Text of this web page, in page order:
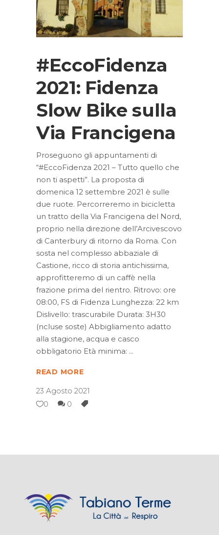
#EccoFidenza
2021: Fidenza
Slow Bike sulla
Via Francigena
Proseguono gli appuntamenti di
“#EccoFidenza 2021 – Tutto quello che
non ti aspetti”. La proposta di
domenica 12 settembre 2021 è sulle
due ruote. Percorreremo in bicicletta
un tratto della Via Francigena del Nord,
proprio nella direzione dell’Arcivescovo
di Canterbury di ritorno da Roma. Con
sosta nel complesso abbaziale di
Castione, ricco di storia antichissima,
approfitteremo di un caffè nella
frazione prima del rientro. Ritrovo: ore
08:00, FS di Fidenza Lunghezza: 22 km
Dislivello: trascurabile Durata: 3H30
(ncluse soste) Abbigliamento adatto
alla stagione, acqua e casco
obbligatorio Età minima:
READ MORE
23 Agosto 2021
0
0